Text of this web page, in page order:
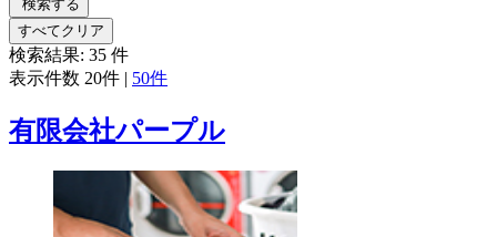
検索する
すべてクリア
検索結果: 35 件
表示件数 20件 | 50件
有限会社パープル